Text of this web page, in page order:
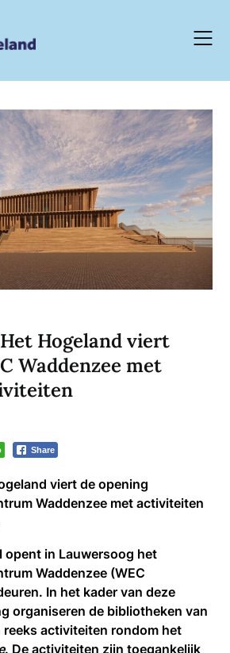
Hogeland viert
Waddenzee met
Share
viert de opening
Waddenzee met activiteiten
opent in Lauwersoog het
Waddenzee (WEC
In het kader van deze
organiseren de bibliotheken van
reeks activiteiten rondom het
. De activiteiten zijn toegankelijk